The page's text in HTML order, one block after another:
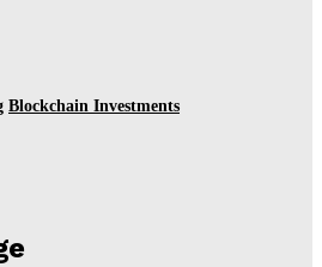
Blockchain Investments